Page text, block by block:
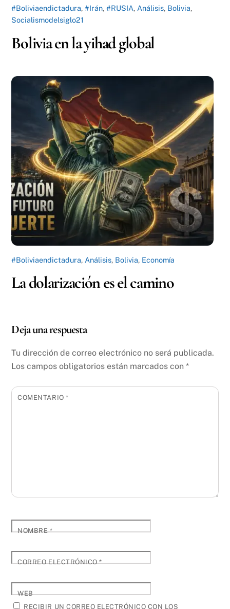
#Boliviaendictadura,#Irán,#RUSIA, Análisis, Bolivia,
Socialismodelsiglo21
Bolivia en la yihad global
#Boliviaendictadura, Análisis, Bolivia, Economía
La dolarización es el camino
Deja una respuesta
Tu dirección de correo electrónico no será publicada.
Los campos obligatorios están marcados con*
COMENTARIO*
NOMBRE*
CORREO ELECTRÓNICO*
WEB
RECIBIR UN CORREO ELECTRÓNICO CON LOS